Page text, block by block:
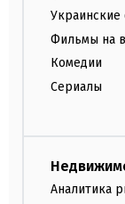
Фильмы на
Комедии
Сериалы
Аналитика